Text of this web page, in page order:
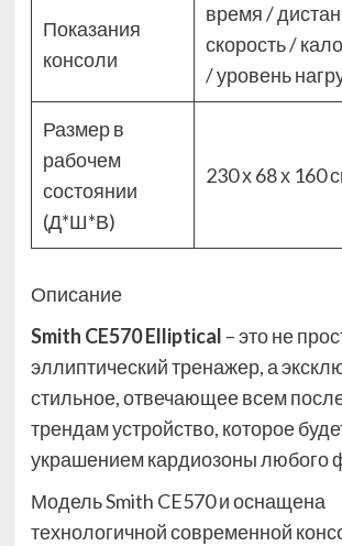
Показания
консоли
время /
скорость /
/ уровень
Размер в
рабочем
состоянии
(Д*Ш*В)
230 х 68 х 160
Описание
Smith CE570 Elliptical – это не
эллиптический тренажер, а
стильное, отвечающее всем
трендам устройство, которое
украшением кардиозоны любого
Модель Smith CE570 и оснащена
технологичной современной